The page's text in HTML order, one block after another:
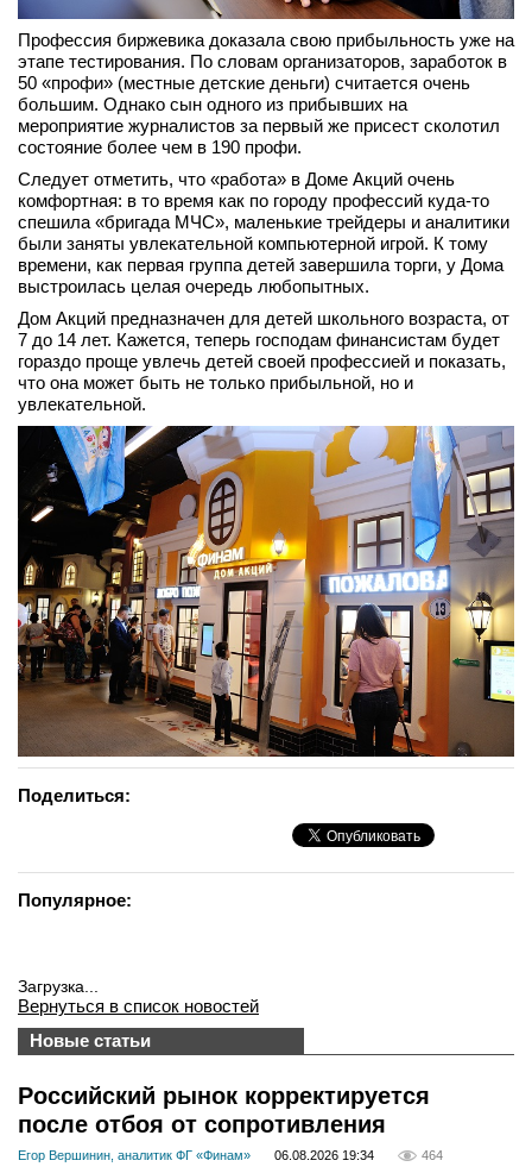
Профессия биржевика доказала свою прибыльность уже на
этапе тестирования. По словам организаторов, заработок в
50 «профи» (местные детские деньги) считается очень
большим. Однако сын одного из прибывших на
мероприятие журналистов за первый же присест сколотил
состояние более чем в 190 профи.
Следует отметить, что «работа» в Доме Акций очень
комфортная: в то время как по городу профессий куда-то
спешила «бригада МЧС», маленькие трейдеры и аналитики
были заняты увлекательной компьютерной игрой. К тому
времени, как первая группа детей завершила торги, у Дома
выстроилась целая очередь любопытных.
Дом Акций предназначен для детей школьного возраста, от
7 до 14 лет. Кажется, теперь господам финансистам будет
гораздо проще увлечь детей своей профессией и показать,
что она может быть не только прибыльной, но и
увлекательной.
Поделиться:
Популярное:
Загрузка...
Вернуться в список новостей
Новые статьи
Российский рынок корректируется
после отбоя от сопротивления
Егор Вершинин, аналитик ФГ «Финам» 06.08.2026 19:34 464